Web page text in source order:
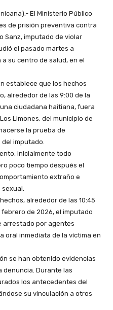
El Ministerio Público
de prisión preventiva contra
Sanz, imputado de violar
el pasado martes a
su centro de salud, en el
establece que los hechos
alrededor de las 9:00 de la
ciudadana haitiana, fuera
Limones, del municipio de
la prueba de
imputado.
inicialmente todo
poco tiempo después el
extraño e
alrededor de las 10:45
febrero de 2026, el imputado
arrestado por agentes
oral inmediata de la víctima en
se han obtenido evidencias
denuncia. Durante las
los antecedentes del
su vinculación a otros